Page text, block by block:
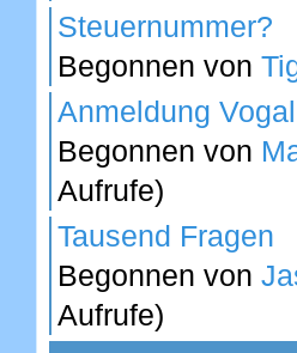
Steuernummer?
Begonnen von
Anmeldung
Begonnen von
Aufrufe)
Tausend Fragen
Begonnen von
Aufrufe)